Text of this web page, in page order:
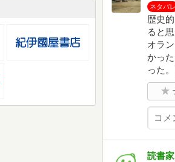
ネタバレ
歴史
ると
オラ
かっ
った
読書